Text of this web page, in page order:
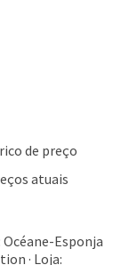
produto.
que
a
um
de preço
atuais
Esponja
· Loja: